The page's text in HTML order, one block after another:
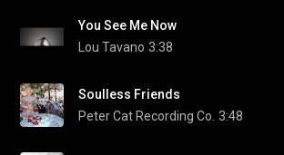
You See Me Now
Lou Tavano 3:38
Soulless Friends
Peter Cat Recording Co. 3:48